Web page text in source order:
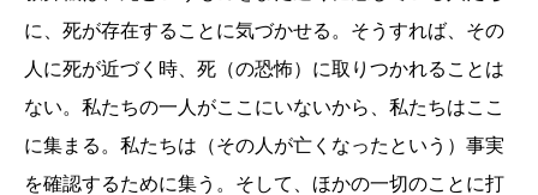
に、死が存在することに気づかせる。そうすれば、その
人に死が近づく時、死（の恐怖）に取りつかれることは
ない。私たちの一人がここにいないから、私たちはここ
に集まる。私たちは（その人が亡くなったという）事実
を確認するために集う。そして、ほかの一切のことに打